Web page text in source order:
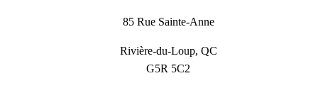
85 Rue Sainte-Anne
Rivière-du-Loup, QC
G5R 5C2